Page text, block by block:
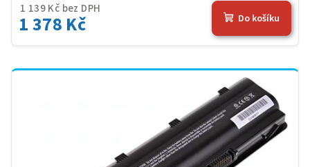
1 139 Kč bez DPH
1 378 Kč Do košíku